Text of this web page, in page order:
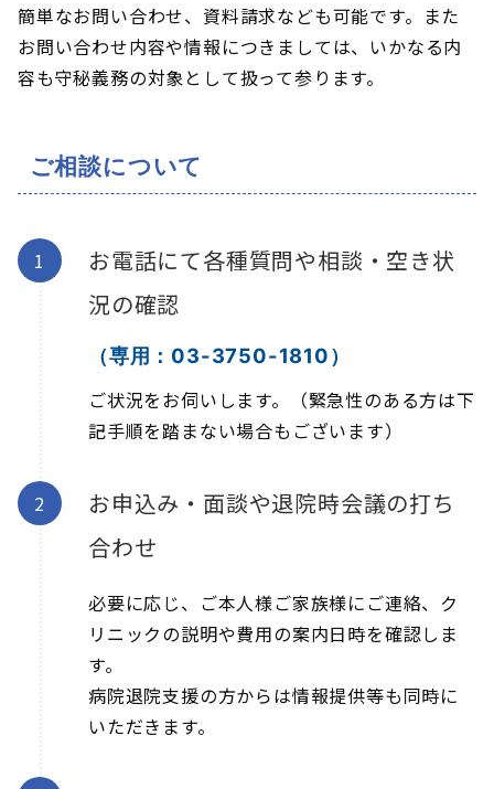
簡単なお問い合わせ、資料請求なども可能です。また
お問い合わせ内容や情報につきましては、いかなる内
容も守秘義務の対象として扱って参ります。
ご相談について
お電話にて各種質問や相談・空き状
況の確認
（専用：03-3750-1810）
ご状況をお伺いします。（緊急性のある方は下
記手順を踏まない場合もございます）
お申込み・面談や退院時会議の打ち
合わせ
必要に応じ、ご本人様ご家族様にご連絡、ク
リニックの説明や費用の案内日時を確認しま
す。
病院退院支援の方からは情報提供等も同時に
いただきます。